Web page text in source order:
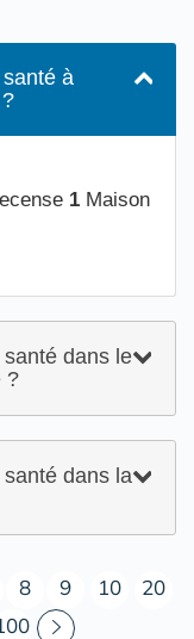
à
1 Maison
dans le
?
dans la
8 9 10
20